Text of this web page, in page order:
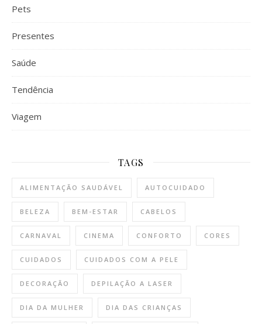
Pets
Presentes
Saúde
Tendência
Viagem
TAGS
ALIMENTAÇÃO SAUDÁVEL AUTOCUIDADO
BELEZA BEM-ESTAR CABELOS
CARNAVAL CINEMA CONFORTO CORES
CUIDADOS CUIDADOS COM A PELE
DECORAÇÃO DEPILAÇÃO A LASER
DIA DA MULHER DIA DAS CRIANÇAS